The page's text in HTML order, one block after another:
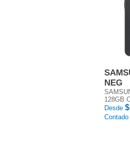
NEG
128GB
Desde
Contado